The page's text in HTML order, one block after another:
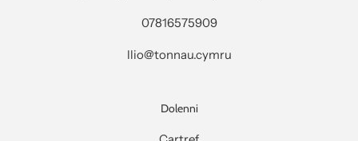
07816575909
llio@tonnau.cymru
Dolenni